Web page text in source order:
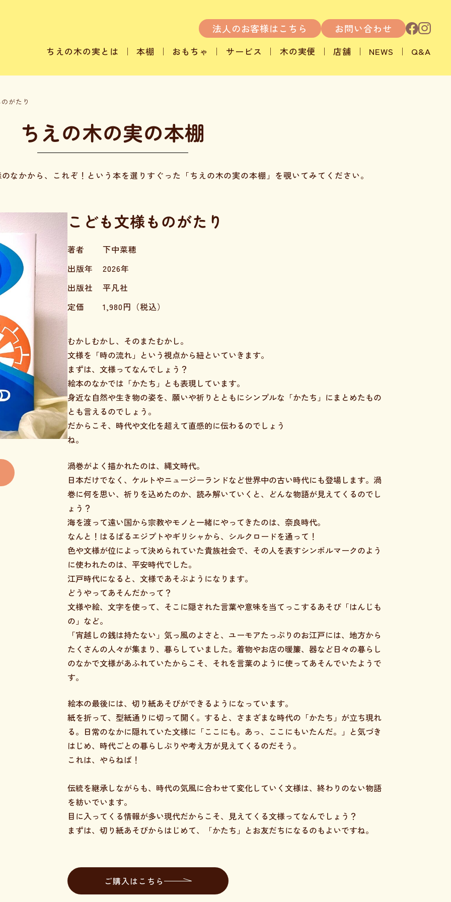
法人のお客様はこちら お問い合わせ
ちえの木の実とは 本棚 おもちゃ サービス 木の実便 店舗 NEWS Q&A
がたり
ちえの木の実の本棚
なかから、これぞ！という本を選りすぐった「ちえの木の実の本棚」を覗いてみてください。
こども文様ものがたり
著者
下中菜穂
出版年
2026年
出版社
平凡社
定価
1,980円（税込）
むかしむかし、そのまたむかし。
文様を「時の流れ」という視点から紐といていきます。
まずは、文様ってなんでしょう？
絵本のなかでは「かたち」とも表現しています。
身近な自然や生き物の姿を、願いや祈りとともにシンプルな「かたち」にまとめたもの
とも言えるのでしょう。
だからこそ、時代や文化を超えて直感的に伝わるのでしょう
ね。
渦巻がよく描かれたのは、縄文時代。
日本だけでなく、ケルトやニュージーランドなど世界中の古い時代にも登場します。渦
巻に何を思い、祈りを込めたのか、読み解いていくと、どんな物語が見えてくるのでし
ょう？
海を渡って遠い国から宗教やモノと一緒にやってきたのは、奈良時代。
なんと！はるばるエジプトやギリシャから、シルクロードを通って！
色や文様が位によって決められていた貴族社会で、その人を表すシンボルマークのよう
に使われたのは、平安時代でした。
江戸時代になると、文様であそぶようになります。
どうやってあそんだかって？
文様や絵、文字を使って、そこに隠された言葉や意味を当てっこするあそび「はんじも
の」など。
「宵越しの銭は持たない」気っ風のよさと、ユーモアたっぷりのお江戸には、地方から
たくさんの人々が集まり、暮らしていました。着物やお店の暖簾、器など日々の暮らし
のなかで文様があふれていたからこそ、それを言葉のように使ってあそんでいたようで
す。
絵本の最後には、切り紙あそびができるようになっています。
紙を折って、型紙通りに切って開く。すると、さまざまな時代の「かたち」が立ち現れ
る。日常のなかに隠れていた文様に「ここにも。あっ、ここにもいたんだ。」と気づき
はじめ、時代ごとの暮らしぶりや考え方が見えてくるのだそう。
これは、やらねば！
伝統を継承しながらも、時代の気風に合わせて変化していく文様は、終わりのない物語
を紡いでいます。
目に入ってくる情報が多い現代だからこそ、見えてくる文様ってなんでしょう？
まずは、切り紙あそびからはじめて、「かたち」とお友だちになるのもよいですね。
ご購入はこちら